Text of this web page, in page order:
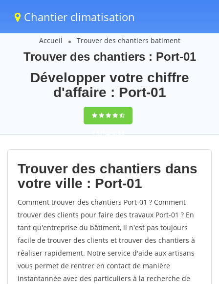
Chantier climatisation
Accueil Trouver des chantiers batiment
Trouver des chantiers : Port-01
Développer votre chiffre
d'affaire : Port-01
9,5(100%)63
votes
Trouver des chantiers dans
votre ville : Port-01
Comment trouver des chantiers Port-01 ? Comment
trouver des clients pour faire des travaux Port-01 ? En
tant qu'entreprise du bâtiment, il n'est pas toujours
facile de trouver des clients et trouver des chantiers à
réaliser rapidement. Notre service d'aide aux artisans
vous permet de rentrer en contact de manière
instantannée avec des particuliers à la recherche de